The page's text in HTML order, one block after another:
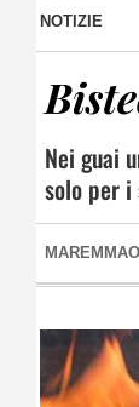
NOTIZIE
Nei guai
solo per